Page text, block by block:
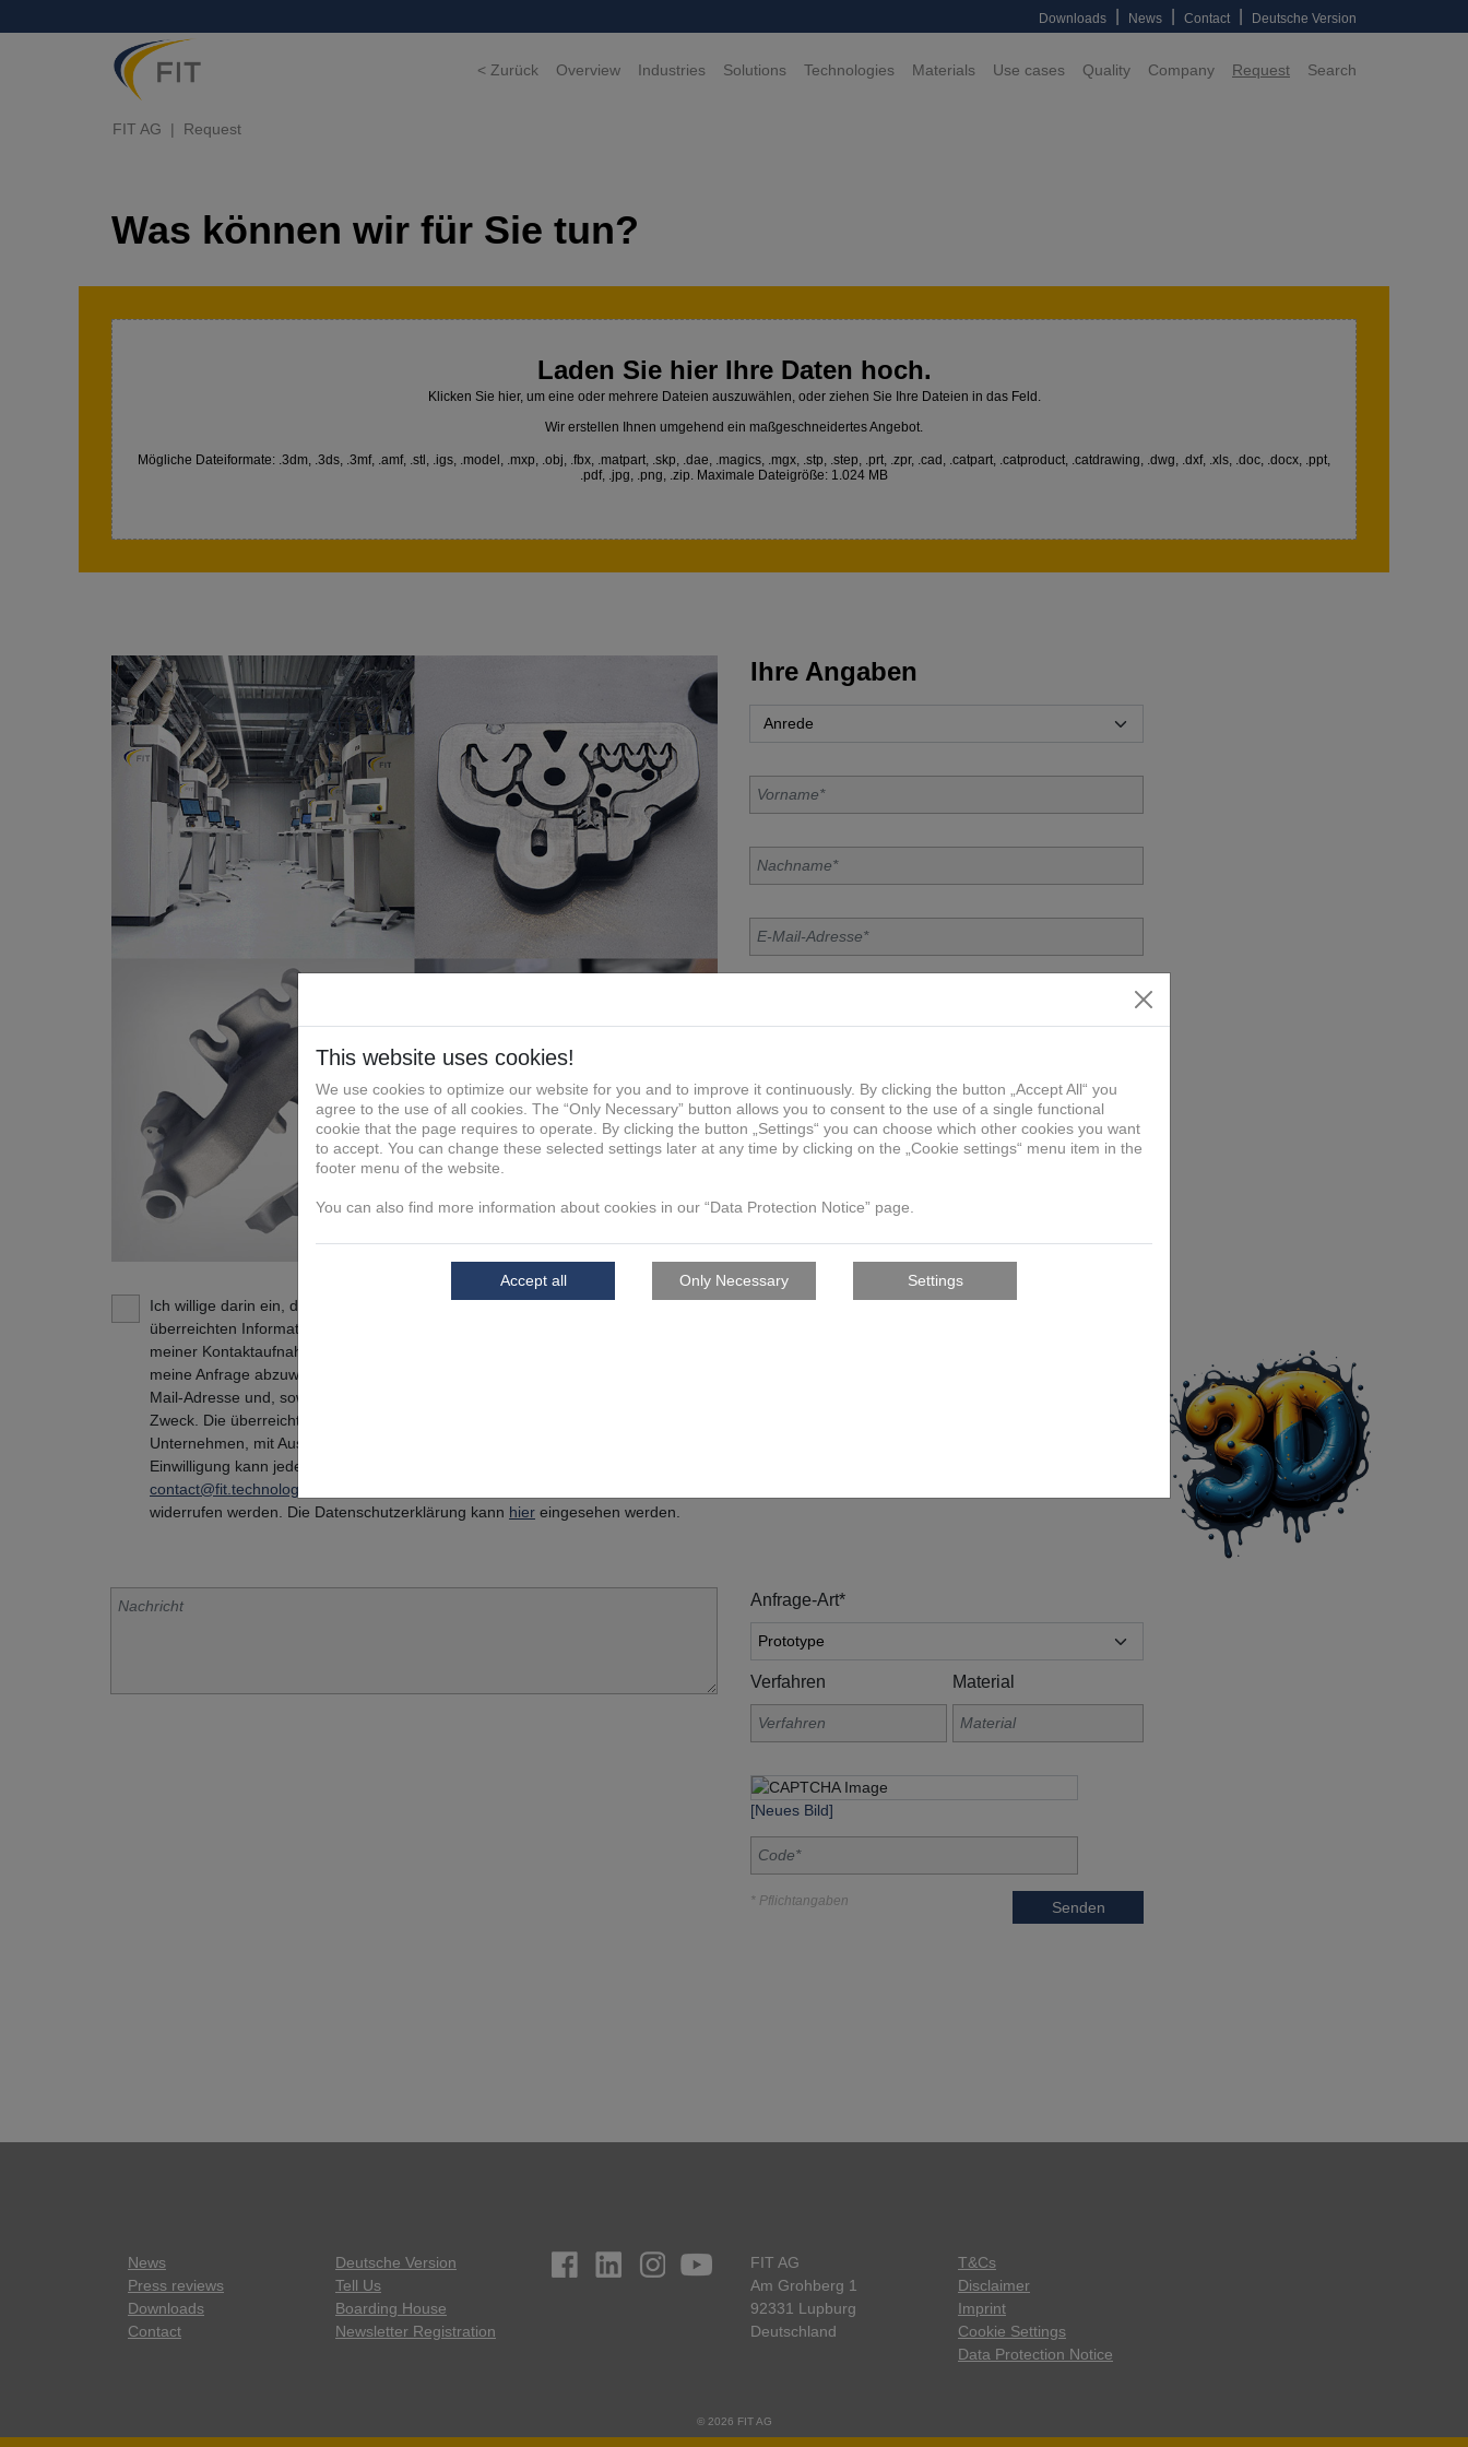
Downloads News Contact Deutsche Version
< Zurück Overview Industries Solutions Technologies Materials Use cases Quality Company Request Search
FIT AG Request
Was können wir für Sie tun?
Laden Sie hier Ihre Daten hoch.
Klicken Sie hier, um eine oder mehrere Dateien auszuwählen, oder ziehen Sie Ihre Dateien in das Feld.
Wir erstellen Ihnen umgehend ein maßgeschneidertes Angebot.
Mögliche Dateiformate: .3dm, .3ds, .3mf, .amf, .stl, .igs, .model, .mxp, .obj, .fbx, .matpart, .skp, .dae, .magics, .mgx, .stp, .step, .prt, .zpr, .cad, .catpart, .catproduct, .catdrawing, .dwg, .dxf, .xls, .doc, .docx, .ppt,
.pdf, .jpg, .png, .zip. Maximale Dateigröße: 1.024 MB
Ich willige darin ein, dass die FIT Additive Manufacturing Group die von mir
überreichten Informationen und Kontaktdaten dazu verwendet, mit mir anlässlich
meiner Kontaktaufnahme in Verbindung zu treten, hierüber zu kommunizieren und
meine Anfrage abzuwickeln. Dies gilt insbesondere für die Verwendung der E-
Mail-Adresse und, soweit zutreffend, der Telefonnummer zum vorgenannten
Zweck. Die überreichten Informationen und Kontaktdaten werden nicht an andere
Unternehmen, mit Ausnahme der verbundenen Unternehmen, weitergegeben. Die
Einwilligung kann jederzeit mit Wirkung für die Zukunft per E-Mail an
contact@fit.technology
widerrufen werden. Die Datenschutzerklärung kann hier eingesehen werden.
Ihre Angaben
Anfrage-Art*
Verfahren Material
[Neues Bild]
* Pflichtangaben Senden
News
Press reviews
Downloads
Contact
Deutsche Version
Tell Us
Boarding House
Newsletter Registration
FIT AG
Am Grohberg 1
92331 Lupburg
Deutschland
T&Cs
Disclaimer
Imprint
Cookie Settings
Data Protection Notice
© 2026 FIT AG